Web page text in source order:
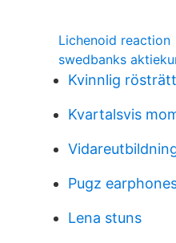
Lichenoid reaction
swedbanks
Kvinnlig
Kvartalsvis
Pugz
Lena stuns